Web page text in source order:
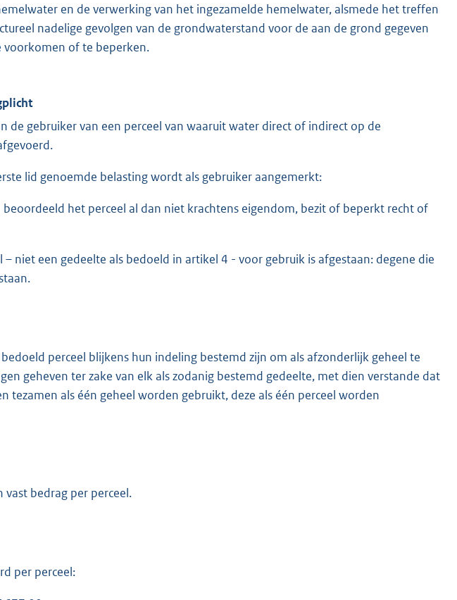
en de verwerking van het ingezamelde hemelwater, alsmede het treffen
nadelige gevolgen van de grondwaterstand voor de aan de grond gegeven
voorkomen of te beperken.
de gebruiker van een perceel van waaruit water direct of indirect op de
lid genoemde belasting wordt als gebruiker aangemerkt:
het perceel al dan niet krachtens eigendom, bezit of beperkt recht of
– niet een gedeelte als bedoeld in artikel 4 - voor gebruik is afgestaan: degene die
perceel blijkens hun indeling bestemd zijn om als afzonderlijk geheel te
geheven ter zake van elk als zodanig bestemd gedeelte, met dien verstande dat
tezamen als één geheel worden gebruikt, deze als één perceel worden
bedrag per perceel.
per perceel: